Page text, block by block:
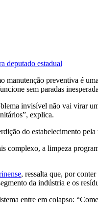
deputado estadual
manutenção preventiva é
sem paradas
invisível não vai virar
explica.
do estabelecimento
complexo, a limpeza
, ressalta que, por
da indústria e os
entre em colapso: